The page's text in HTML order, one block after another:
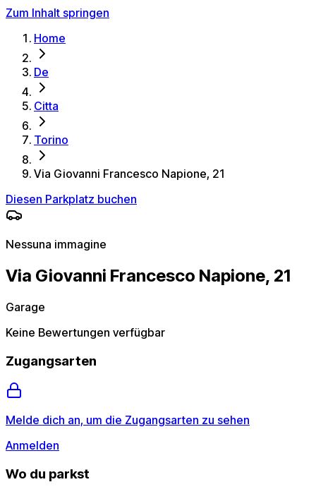
Zum Inhalt springen
Home
De
Citta
Torino
Via Giovanni Francesco Napione, 21
Diesen Parkplatz buchen
Nessuna immagine
Via Giovanni Francesco Napione, 21
Garage
Keine Bewertungen verfügbar
Zugangsarten
Melde dich an, um die Zugangsarten zu sehen
Anmelden
Wo du parkst